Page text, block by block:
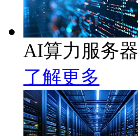
AI算力服务器
了解更多